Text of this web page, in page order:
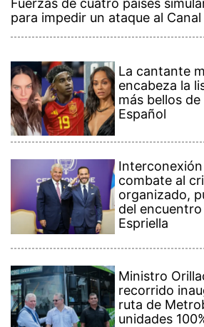
para impedir un ataque al Canal
La cantante
encabeza la
más bellos de
Español
combate al
organizado,
del
Espriella
Ministro
recorrido
ruta de
unidades